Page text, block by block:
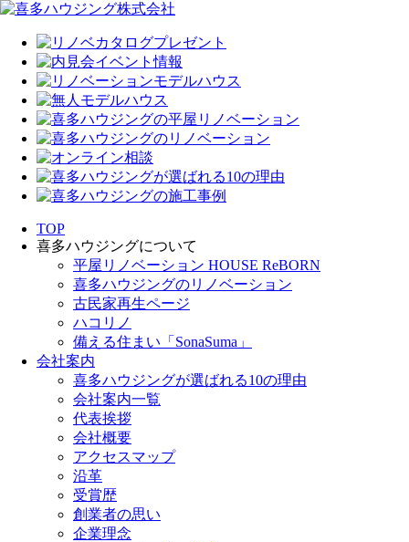
TOP
喜多ハウジングについて
平屋リノベーション HOUSE ReBORN
喜多ハウジングのリノベーション
古民家再生ページ
ハコリノ
備える住まい「SonaSuma」
会社案内
喜多ハウジングが選ばれる10の理由
会社案内一覧
代表挨拶
会社概要
アクセスマップ
沿革
受賞歴
創業者の思い
企業理念